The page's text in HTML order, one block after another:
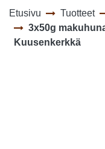
Etusivu Tuotteet
3x50g
Kuusenkerkkä